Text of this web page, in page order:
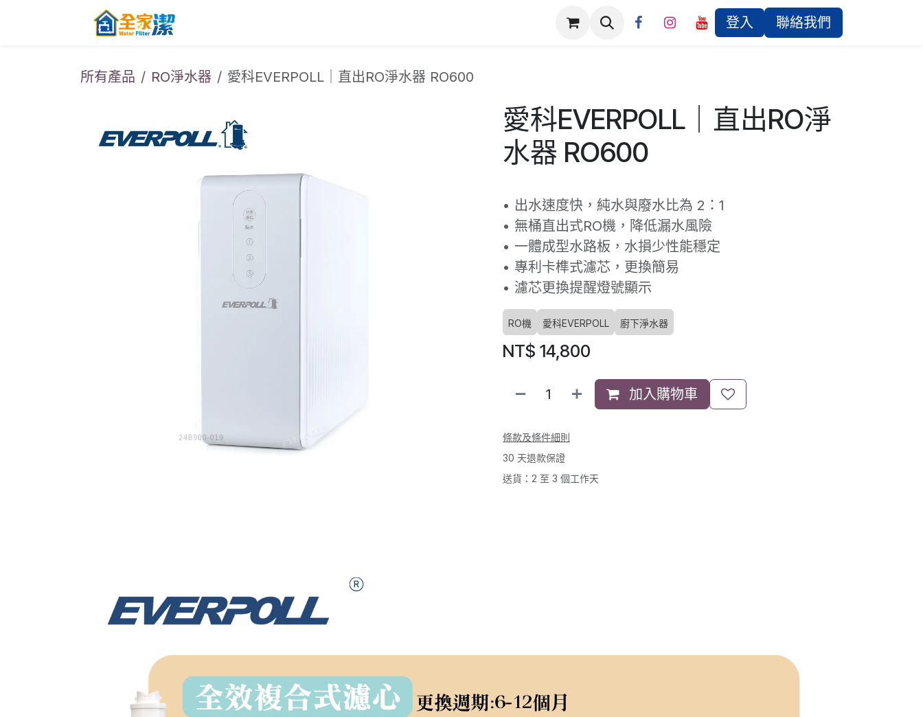
產品保固登錄 登入 聯絡我們
所有產品 RO淨水器 愛科EVERPOLL｜直出RO淨水器 RO600
愛科EVERPOLL｜直出RO淨
水器 RO600
• 出水速度快，純水與廢水比為 2：1
• 無桶直出式RO機，降低漏水風險
• 一體成型水路板，水損少性能穩定
• 專利卡榫式濾芯，更換簡易
• 濾芯更換提醒燈號顯示
RO機 愛科EVERPOLL 廚下淨水器
NT$ 14,800
加入購物車
條款及條件細則
30 天退款保證
送貨：2 至 3 個工作天